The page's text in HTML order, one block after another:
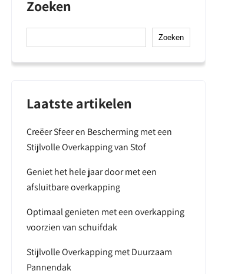
Zoeken
Zoeken
Laatste artikelen
Creëer Sfeer en Bescherming met een
Stijlvolle Overkapping van Stof
Geniet het hele jaar door met een
afsluitbare overkapping
Optimaal genieten met een overkapping
voorzien van schuifdak
Stijlvolle Overkapping met Duurzaam
Pannendak